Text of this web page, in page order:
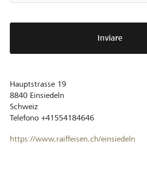
Inviare
Hauptstrasse 19
8840 Einsiedeln
Schweiz
Telefono +41554184646
https://www.raiffeisen.ch/einsiedeln